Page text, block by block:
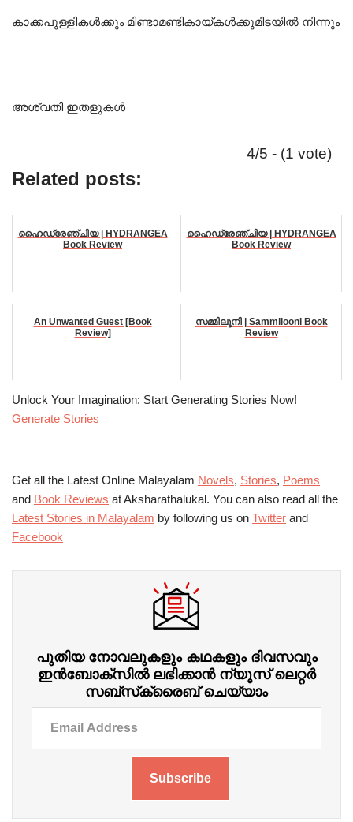
കാക്കപുള്ളികൾക്കും മിണ്ടാമണ്ടികായ്കൾക്കുമിടയിൽ നിന്നും
അശ്വതി ഇതളുകൾ
4/5 - (1 vote)
Related posts:
ഹൈഡ്രേഞ്ചിയ | HYDRANGEA
Book Review
ഹൈഡ്രേഞ്ചിയ | HYDRANGEA
Book Review
An Unwanted Guest [Book
Review]
സമ്മിലൂനി | Sammilooni Book
Review
Unlock Your Imagination: Start Generating Stories Now!
Generate Stories
Get all the Latest Online Malayalam Novels, Stories, Poems
and Book Reviews at Aksharathalukal. You can also read all the
Latest Stories in Malayalam by following us on Twitter and
Facebook
പുതിയ നോവലുകളും കഥകളും ദിവസവും
ഇന്‍ബോക്‌സില്‍ ലഭിക്കാന്‍ ന്യൂസ് ലെറ്റർ
സബ്‌സ്‌ക്രൈബ് ചെയ്യാം
Subscribe